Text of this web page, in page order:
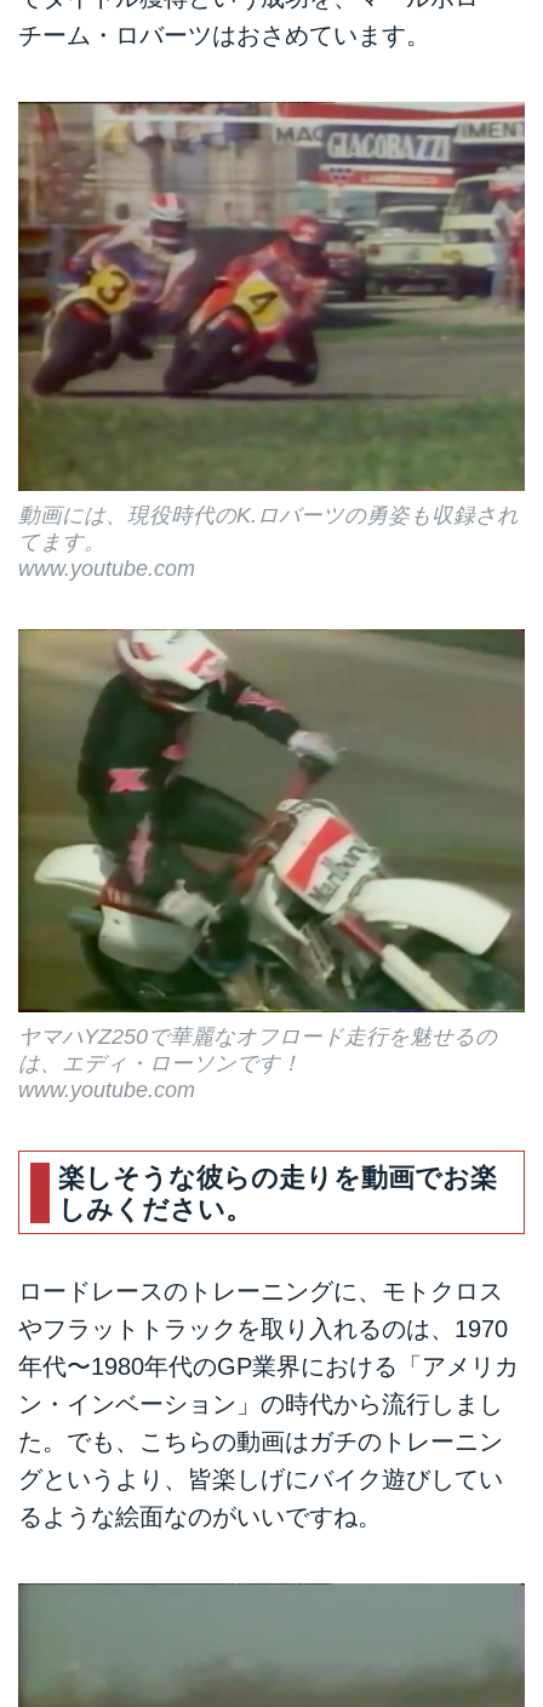
チーム・ロバーツはおさめています。
動画には、現役時代のK.ロバーツの勇姿も収録され
てます。
www.youtube.com
ヤマハYZ250で華麗なオフロード走行を魅せるの
は、エディ・ローソンです！
www.youtube.com
楽しそうな彼らの走りを動画でお楽
しみください。
ロードレースのトレーニングに、モトクロス
やフラットトラックを取り入れるのは、1970
年代〜1980年代のGP業界における「アメリカ
ン・インベーション」の時代から流行しまし
た。でも、こちらの動画はガチのトレーニン
グというより、皆楽しげにバイク遊びしてい
るような絵面なのがいいですね。